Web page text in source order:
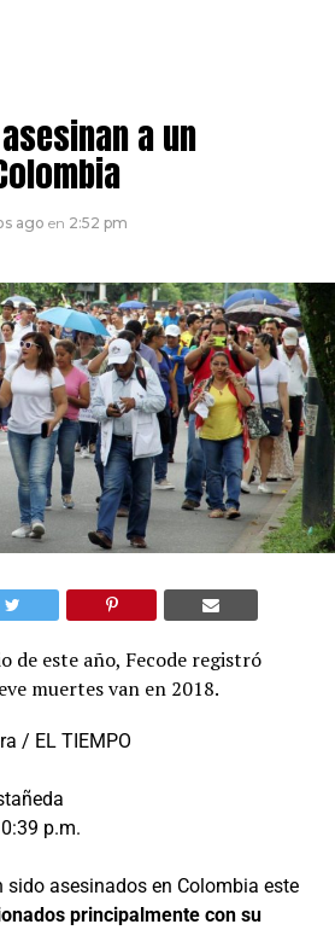
a un
ago en 2:52 pm
de este año, Fecode registró
muertes van en 2018.
/ EL TIEMPO
p.m.
sido asesinados en Colombia este
principalmente con su